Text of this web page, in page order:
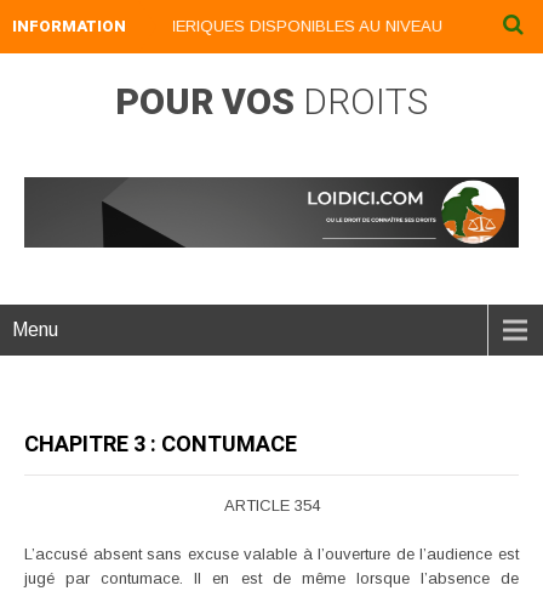
INFORMATION
NOS LIVRES NUMERIQUES DISPONIBLES AU NIVEAU DU MENU
POUR VOS DROITS
Menu
CHAPITRE 3 : CONTUMACE
ARTICLE 354
L’accusé absent sans excuse valable à l’ouverture de l’audience est
jugé par contumace. Il en est de même lorsque l’absence de